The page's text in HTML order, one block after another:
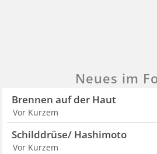
Neues im
Brennen auf der Haut
Vor Kurzem
Schilddrüse/ Hashimoto
Vor Kurzem